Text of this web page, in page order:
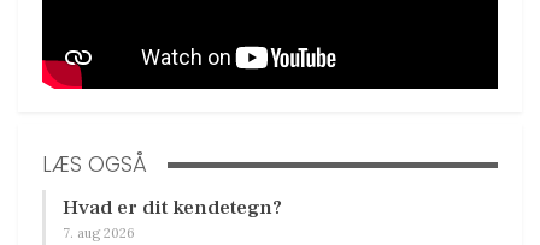
LÆS OGSÅ
Hvad er dit kendetegn?
7. aug 2026